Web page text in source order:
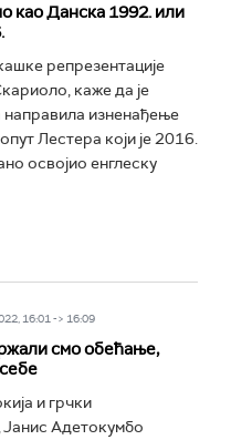
као Данска 1992. или
репрезентације
каже да је
направила изненађење
Лестера који је 2016.
освојио енглеску
16:01 -> 16:09
смо обећање,
и грчки
Адетокумбо